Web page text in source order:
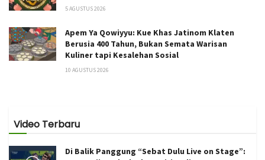
5 AGUSTUS 2026
Apem Ya Qowiyyu: Kue Khas Jatinom Klaten
Berusia 400 Tahun, Bukan Semata Warisan
Kuliner tapi Kesalehan Sosial
10 AGUSTUS 2026
Video Terbaru
Di Balik Panggung “Sebat Dulu Live on Stage”: